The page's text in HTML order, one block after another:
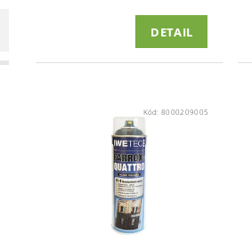
DETAIL
Kód:8000209005